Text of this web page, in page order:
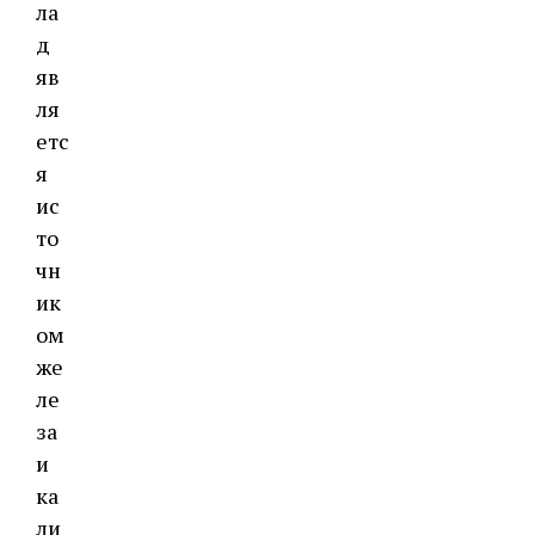
ла
д
яв
ля
етс
я
ис
то
чн
ик
ом
же
ле
за
и
ка
ли